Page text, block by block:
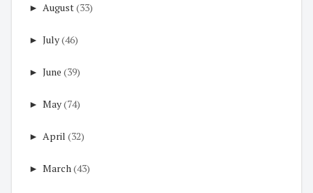
► August(33)
► July(46)
► June (39)
► May(74)
► April (32)
► March(43)